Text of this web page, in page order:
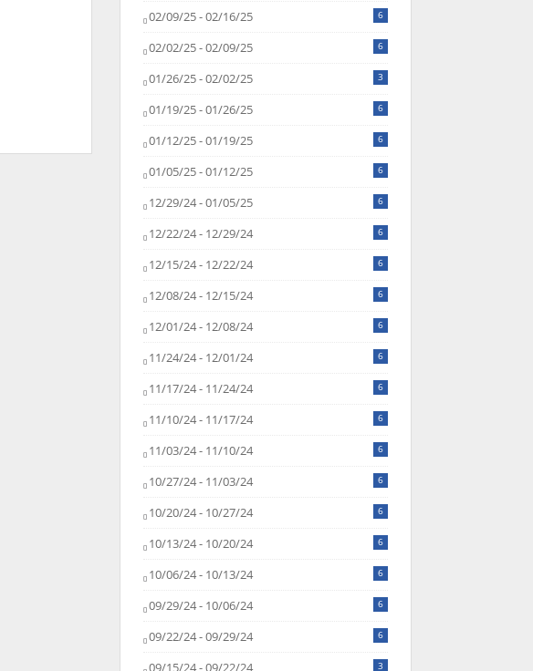
02/09/25 - 02/16/25 6
02/02/25 - 02/09/25 6
01/26/25 - 02/02/25 3
01/19/25 - 01/26/25 6
01/12/25 - 01/19/25 6
01/05/25 - 01/12/25 6
12/29/24 - 01/05/25 6
12/22/24 - 12/29/24 6
12/15/24 - 12/22/24 6
12/08/24 - 12/15/24 6
12/01/24 - 12/08/24 6
11/24/24 - 12/01/24 6
11/17/24 - 11/24/24 6
11/10/24 - 11/17/24 6
11/03/24 - 11/10/24 6
10/27/24 - 11/03/24 6
10/20/24 - 10/27/24 6
10/13/24 - 10/20/24 6
10/06/24 - 10/13/24 6
09/29/24 - 10/06/24 6
09/22/24 - 09/29/24 6
09/15/24 - 09/22/24 3